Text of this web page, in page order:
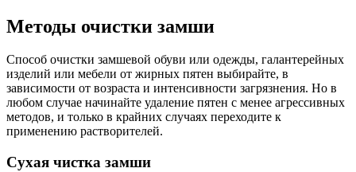
Методы очистки замши
Способ очистки замшевой обуви или одежды, галантерейных
изделий или мебели от жирных пятен выбирайте, в
зависимости от возраста и интенсивности загрязнения. Но в
любом случае начинайте удаление пятен с менее агрессивных
методов, и только в крайних случаях переходите к
применению растворителей.
Сухая чистка замши